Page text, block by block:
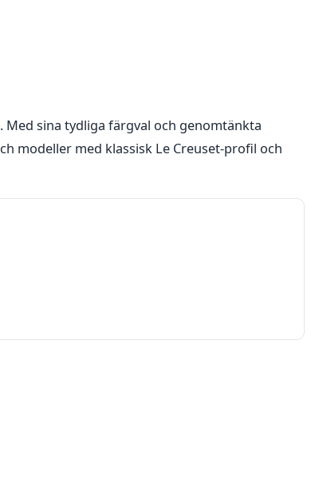
sina tydliga färgval och genomtänkta
modeller med klassisk Le Creuset-profil och